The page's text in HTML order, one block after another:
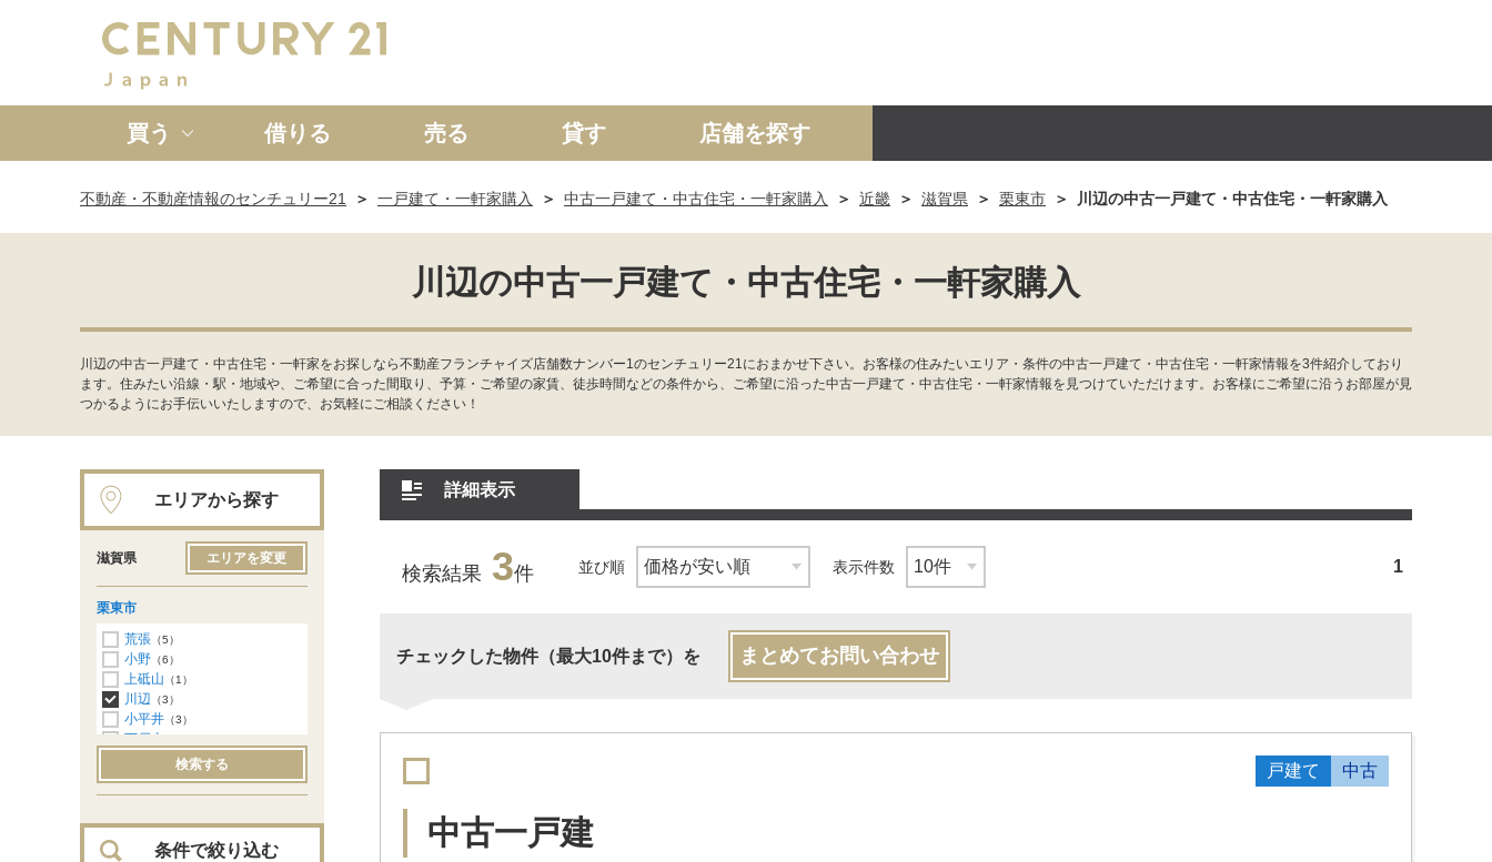
買う
新築一戸建て 中古一戸建て マンション 土地 事業投資用
借りる 売る 貸す 店舗を探す
不動産・不動産情報のセンチュリー21 一戸建て・一軒家購入 中古一戸建て・中古住宅・一軒家購入 近畿 滋賀県 栗東市 川辺の中古一戸建て・中古住宅・一軒家購入
川辺の中古一戸建て・中古住宅・一軒家購入
川辺の中古一戸建て・中古住宅・一軒家をお探しなら不動産フランチャイズ店舗数ナンバー1のセンチュリー21におまかせ下さい。お客様の住みたいエリア・条件の中古一戸建て・中古住宅・一軒家情報を3件紹介しており
ます。住みたい沿線・駅・地域や、ご希望に合った間取り、予算・ご希望の家賃、徒歩時間などの条件から、ご希望に沿った中古一戸建て・中古住宅・一軒家情報を見つけていただけます。お客様にご希望に沿うお部屋が見
つかるようにお手伝いいたしますので、お気軽にご相談ください！
詳細表示
検索結果 3件 並び順 表示件数 1
チェックした物件（最大10件まで）を まとめてお問い合わせ
戸建て 中古
中古一戸建
エリアから探す
滋賀県 エリアを変更
栗東市
荒張 （5）
小野 （6）
上砥山 （1）
川辺 （3）
小平井 （3）
下戸山
（1）
林（5）
御園（1）
（2）
検索する
条件で絞り込む